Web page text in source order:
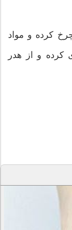
کرده و مواد
کرده و از هدر